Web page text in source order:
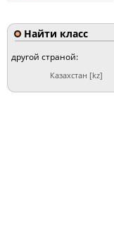
Найти класс
другой страной:
Казахстан [kz]